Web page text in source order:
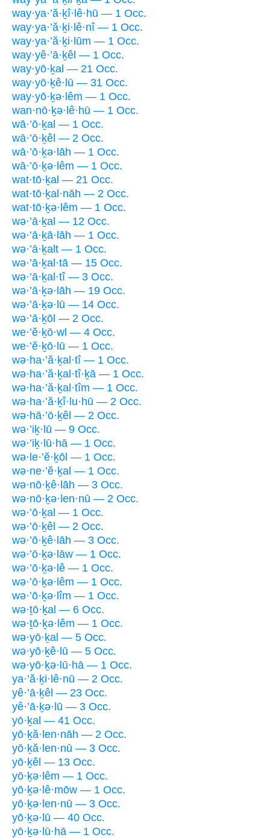
way·ya·’ă·ḵî·lê·hū — 1 Occ.
way·ya·’ă·ḵi·lê·nî — 1 Occ.
way·ya·’ă·ḵi·lūm — 1 Occ.
way·yê·’ā·ḵêl — 1 Occ.
way·yō·ḵal — 21 Occ.
way·yō·ḵê·lū — 31 Occ.
way·yō·ḵə·lêm — 1 Occ.
wan·nō·ḵə·lê·hū — 1 Occ.
wā·’ō·ḵal — 1 Occ.
wā·’ō·ḵêl — 2 Occ.
wā·’ō·ḵə·lāh — 1 Occ.
wā·’ō·ḵə·lêm — 1 Occ.
wat·tō·ḵal — 21 Occ.
wat·tō·ḵal·nāh — 2 Occ.
wat·tō·ḵə·lêm — 1 Occ.
wə·’ā·ḵal — 12 Occ.
wə·’ā·ḵā·lāh — 1 Occ.
wə·’ā·ḵalt — 1 Occ.
wə·’ā·ḵal·tā — 15 Occ.
wə·’ā·ḵal·tî — 3 Occ.
wə·’ā·ḵə·lāh — 19 Occ.
wə·’ā·ḵə·lū — 14 Occ.
wə·’ā·ḵōl — 2 Occ.
we·’ĕ·ḵō·wl — 4 Occ.
we·’ĕ·ḵō·lū — 1 Occ.
wə·ha·’ă·ḵal·tî — 1 Occ.
wə·ha·’ă·ḵal·tî·ḵā — 1 Occ.
wə·ha·’ă·ḵal·tîm — 1 Occ.
wə·ha·’ă·ḵî·lu·hū — 2 Occ.
wə·hā·’ō·ḵêl — 2 Occ.
wə·’iḵ·lū — 9 Occ.
wə·’iḵ·lū·hā — 1 Occ.
wə·le·’ĕ·ḵōl — 1 Occ.
wə·ne·’ĕ·ḵal — 1 Occ.
wə·nō·ḵê·lāh — 3 Occ.
wə·nō·ḵə·len·nū — 2 Occ.
wə·’ō·ḵal — 1 Occ.
wə·’ō·ḵêl — 2 Occ.
wə·’ō·ḵê·lāh — 3 Occ.
wə·’ō·ḵə·lāw — 1 Occ.
wə·’ō·ḵə·lê — 1 Occ.
wə·’ō·ḵə·lêm — 1 Occ.
wə·’ō·ḵə·lîm — 1 Occ.
wə·ṯō·ḵal — 6 Occ.
wə·ṯō·ḵə·lêm — 1 Occ.
wə·yō·ḵal — 5 Occ.
wə·yō·ḵê·lū — 5 Occ.
wə·yō·ḵə·lū·hā — 1 Occ.
ya·’ă·ḵi·lê·nū — 2 Occ.
yê·’ā·ḵêl — 23 Occ.
yê·’ā·ḵə·lū — 3 Occ.
yō·ḵal — 41 Occ.
yō·ḵă·len·nāh — 2 Occ.
yō·ḵă·len·nū — 3 Occ.
yō·ḵêl — 13 Occ.
yō·ḵə·lêm — 1 Occ.
yō·ḵə·lê·mōw — 1 Occ.
yō·ḵə·len·nū — 3 Occ.
yō·ḵə·lū — 40 Occ.
yō·ḵə·lū·hā — 1 Occ.